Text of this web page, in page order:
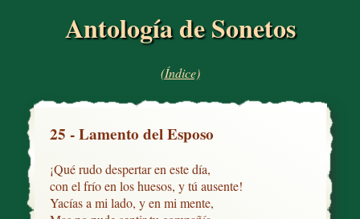
Antología de Sonetos
(Índice)
25 - Lamento del Esposo
¡Qué rudo despertar en este día,
con el frío en los huesos, y tú ausente!
Yacías a mi lado, y en mi mente,